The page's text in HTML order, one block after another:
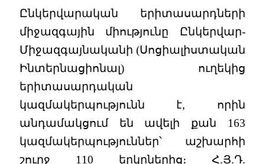
Ընկերվարական երիտասարդների
միջազգային միությունը Ընկերվար-
Միջազգայնականի (Սոցիալիստական
Ինտերնացիոնալ) ուղեկից
երիտասարդական
կազմակերպությունն է, որին
անդամակցում են ավելի քան 163
կազմակերպություններ՝ աշխարհի
շուրջ 110 երկրներից։ Հ.Յ.Դ.